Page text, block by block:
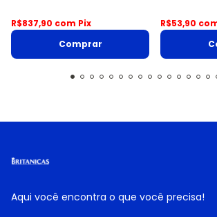
R$837,90 com Pix R$53,90
Aqui você encontra o que você precisa!